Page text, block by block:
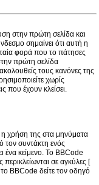
στην πρώτη σελίδα και
σημαίνει ότι αυτή η
φορά που το πάτησες
πρώτη σελίδα
τους κανόνες της
χωρίς
που έχουν κλείσει.
η χρήση της στα μηνύματα
τον συντάκτη ενός
κείμενο. Το BBCode
σε αγκύλες [
το BBCode δείτε τον οδηγό